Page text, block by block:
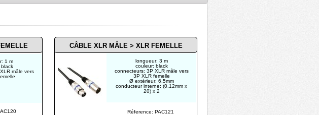
Réference: PAC121
CÂBLE XLR MÂLE > XLR FEMELLE
longueur: 3 m
couleur: black
connecteurs: 3P XLR mâle vers
3P XLR femelle
Ø extérieur: 6.5mm
conducteur interne: (0.12mm x
20) x 2
1 m
mâle vers